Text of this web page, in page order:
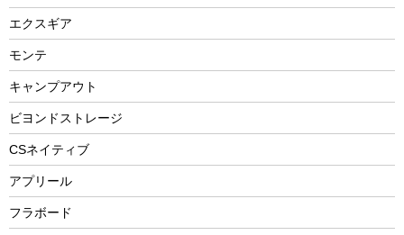
トレー
ランチョンマット
ランチボックス
エアーポンプ
ビーチテント
ウィンター
スノーシュー
防寒ウェア
トレッキング
トレッキングアクセサリー
エクスギア
モンテ
キャンプアウト
ビヨンドストレージ
CSネイティブ
アプリール
フラボード